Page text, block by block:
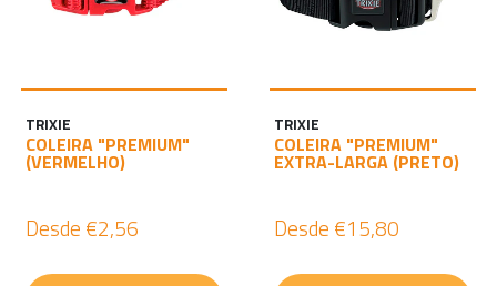
TRIXIE
COLEIRA "PREMIUM"
(VERMELHO)
Desde €2,56
TRIXIE
COLEIRA "PREMIUM"
EXTRA-LARGA (PRETO)
Desde €15,80